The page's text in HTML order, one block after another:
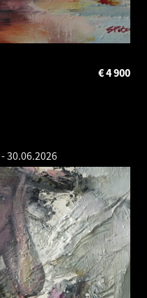
4 900
€
-30.06.2026